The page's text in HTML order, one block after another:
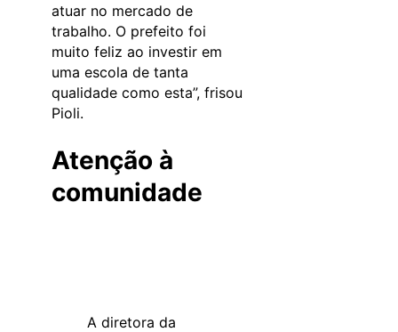
atuar no mercado de
trabalho. O prefeito foi
muito feliz ao investir em
uma escola de tanta
qualidade como esta”, frisou
Pioli.
Atenção à
comunidade
A diretora da